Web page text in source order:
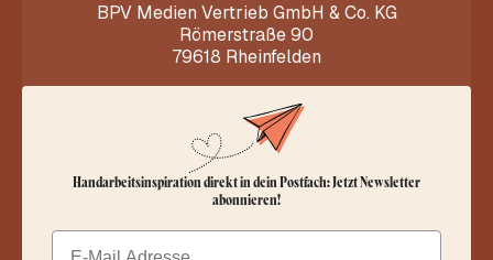
BPV Medien Vertrieb GmbH & Co. KG
Römerstraße 90
79618 Rheinfelden
Handarbeitsinspiration direkt in dein Postfach: Jetzt Newsletter
abonnieren!
Email